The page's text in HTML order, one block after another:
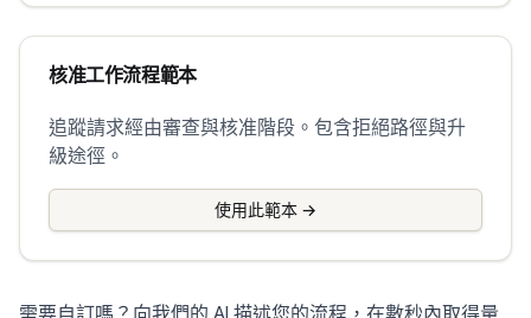
核准工作流程範本
追蹤請求經由審查與核准階段。包含拒絕路徑與升
級途徑。
使用此範本 →
需要自訂嗎？向我們的 AI 描述您的流程，在數秒內取得量